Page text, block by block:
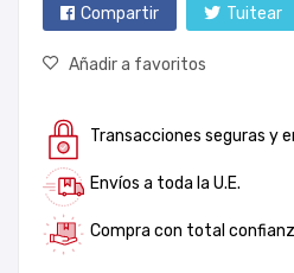
Compartir Tuitear
Añadir a favoritos
Transacciones seguras y
Envíos a toda la U.E.
Compra con total